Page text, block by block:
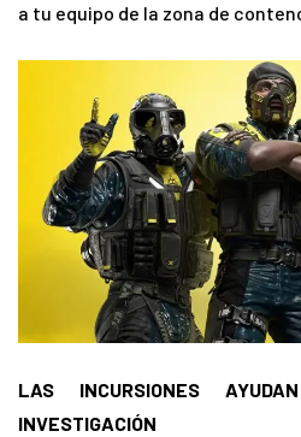
a tu equipo de la zona de
LAS INCURSIONES
INVESTIGACIÓN